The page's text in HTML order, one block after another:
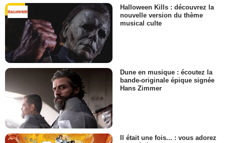
Halloween Kills : découvrez la
nouvelle version du thème
musical culte
Dune en musique : écoutez la
bande-originale épique signée
Hans Zimmer
Il était une fois... : vous adorez